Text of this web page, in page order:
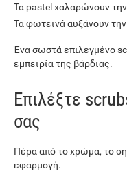
Τα pastel χαλαρώνουν
Τα φωτεινά αυξάνουν
Ένα σωστά επιλεγμένο
εμπειρία της βάρδιας.
Επιλέξτε
σας
Πέρα από το χρώμα, το
εφαρμογή.